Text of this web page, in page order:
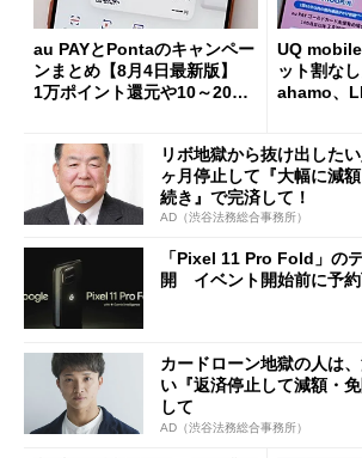
au PAYとPontaのキャンペー
ンまとめ【8月4日最新版】
1万ポイント還元や10～20％
UQ
ット割な
ahamo、
リボ地獄から抜け出した
ヶ月停止して『大幅に減
続き』で完済して！
AD（渋谷法務総合事務所）
「Pixel 11 Pro Fold」の
開 イベント開始前に予
カードローン地獄の人は
い『返済停止して減額・
して
AD（渋谷法務総合事務所）